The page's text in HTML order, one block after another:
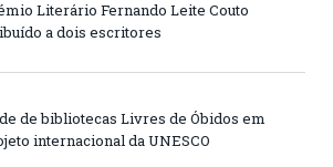
Literário Fernando Leite Couto
a dois escritores
de bibliotecas Livres de Óbidos em
internacional da UNESCO